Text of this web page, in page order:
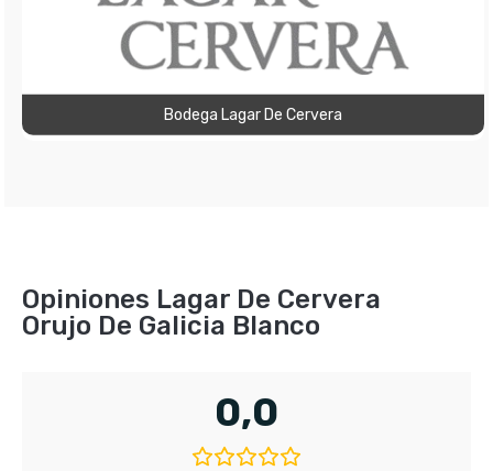
Bodega Lagar De Cervera
Opiniones Lagar De Cervera
Orujo De Galicia Blanco
0,0